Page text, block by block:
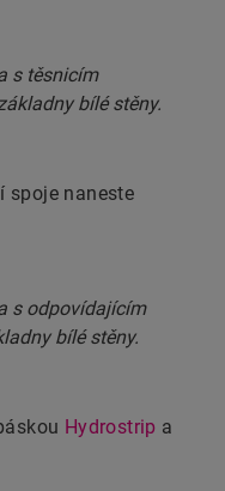
spoje naneste
Hydrostrip a